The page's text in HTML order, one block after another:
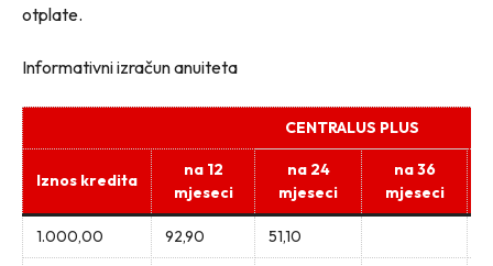
otplate.
Informativni izračun anuiteta
CENTRALUS PLUS
Iznos kredita
na 12
mjeseci
na 24
mjeseci
na 36
mjeseci
1.000,00 92,90 51,10